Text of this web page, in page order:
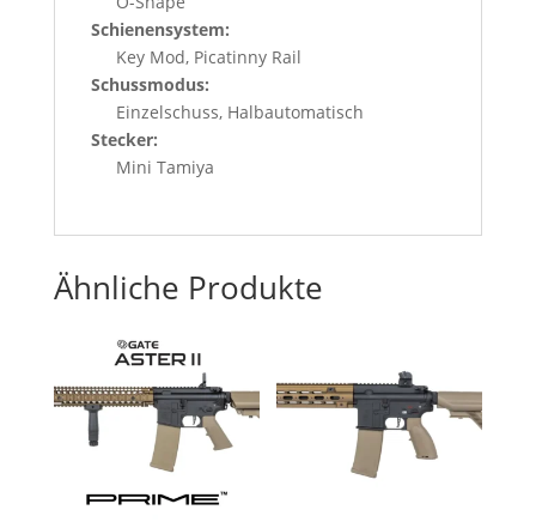
Schienensystem:
Key Mod, Picatinny Rail
Schussmodus:
Einzelschuss, Halbautomatisch
Stecker:
Mini Tamiya
Ähnliche Produkte